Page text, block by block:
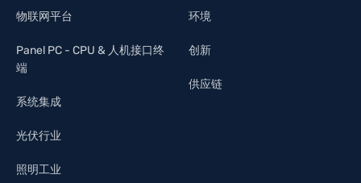
物联网平台
Panel PC - CPU & 人机接口终
端
系统集成
光伏行业
照明工业
环境
创新
供应链